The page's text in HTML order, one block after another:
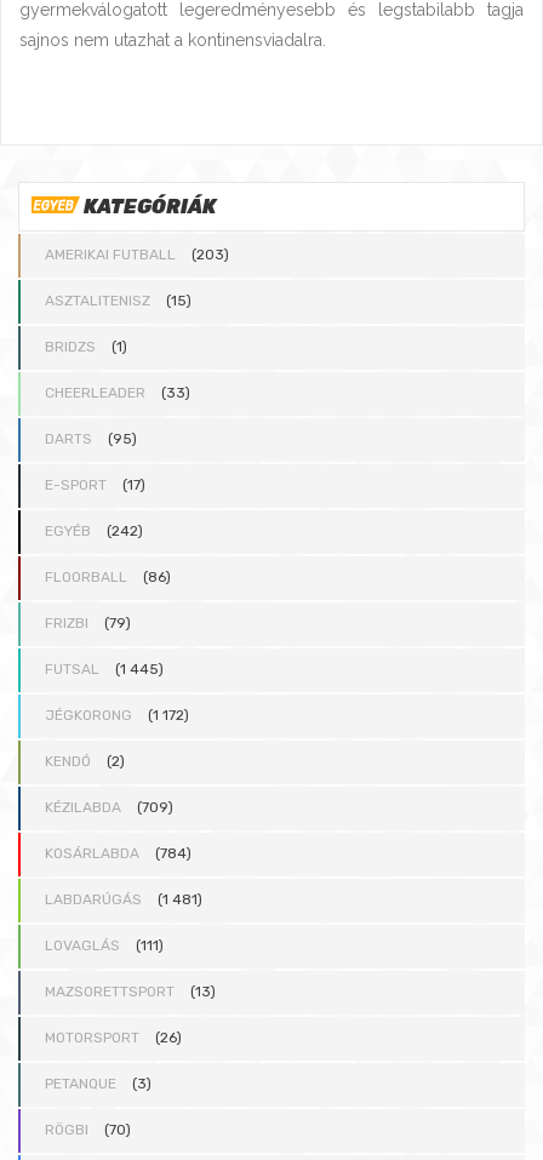
gyermekválogatott legeredményesebb és legstabilabb tagja
sajnos nem utazhat a kontinensviadalra.
KATEGÓRIÁK
AMERIKAI FUTBALL (203)
ASZTALITENISZ (15)
BRIDZS (1)
CHEERLEADER (33)
DARTS (95)
E-SPORT (17)
EGYÉB (242)
FLOORBALL (86)
FRIZBI (79)
FUTSAL (1 445)
JÉGKORONG (1 172)
KENDÓ (2)
KÉZILABDA (709)
KOSÁRLABDA (784)
LABDARÚGÁS (1 481)
LOVAGLÁS (111)
MAZSORETTSPORT (13)
MOTORSPORT (26)
PETANQUE (3)
RÖGBI (70)